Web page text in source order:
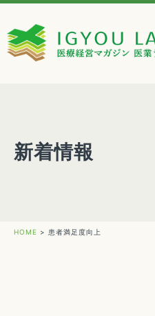
新着情報
HOME > 患者満足度向上